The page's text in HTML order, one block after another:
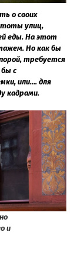
о своих
улиц,
еды. На этот
Но как бы
требуется
с
или…. для
кадрами.
и